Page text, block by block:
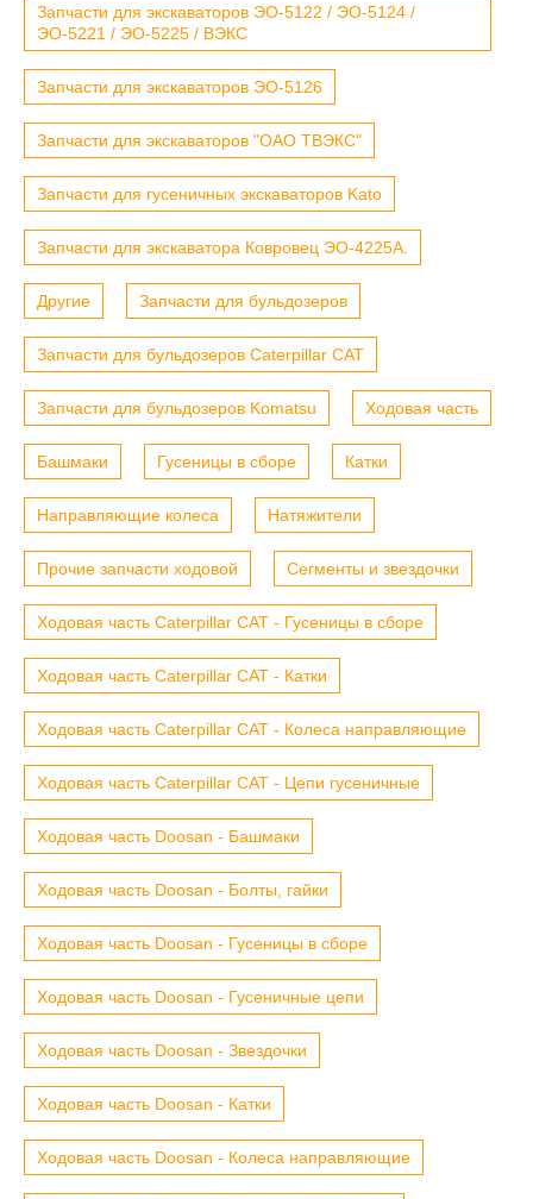
Запчасти для экскаваторов ЭО-5122 / ЭО-5124 /
ЭО-5221 / ЭО-5225 / ВЭКС
Запчасти для экскаваторов ЭО-5126
Запчасти для экскаваторов "ОАО ТВЭКС"
Запчасти для гусеничных экскаваторов Kato
Запчасти для экскаватора Ковровец ЭО-4225А.
Другие Запчасти для бульдозеров
Запчасти для бульдозеров Caterpillar CAT
Запчасти для бульдозеров Komatsu Ходовая часть
Башмаки Гусеницы в сборе Катки
Направляющие колеса Натяжители
Прочие запчасти ходовой Сегменты и звездочки
Ходовая часть Caterpillar CAT - Гусеницы в сборе
Ходовая часть Caterpillar CAT - Катки
Ходовая часть Caterpillar CAT - Колеса направляющие
Ходовая часть Caterpillar CAT - Цепи гусеничные
Ходовая часть Doosan - Башмаки
Ходовая часть Doosan - Болты, гайки
Ходовая часть Doosan - Гусеницы в сборе
Ходовая часть Doosan - Гусеничные цепи
Ходовая часть Doosan - Звездочки
Ходовая часть Doosan - Катки
Ходовая часть Doosan - Колеса направляющие